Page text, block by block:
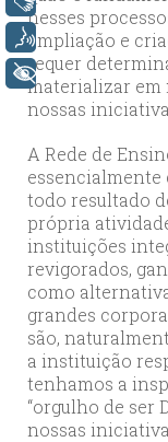
nesses
ampliação e
requer
materializar em
nossas
A Rede de
essencialmente
todo resultado
própria
instituições
revigorados,
como
grandes
são,
a instituição
tenhamos a
“orgulho de ser
nossas
Voz
+